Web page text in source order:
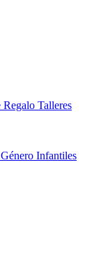
Regalo Talleres
Género Infantiles